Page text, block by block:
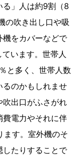
る」人は約9割（8
の吹き出し口や吸
機をカバーなどで
います。世帯人
と多く、世帯人数
るのかもしれませ
吹出口がふさがれ
費電力やそれに伴
ます。室外機のそ
したりすることで